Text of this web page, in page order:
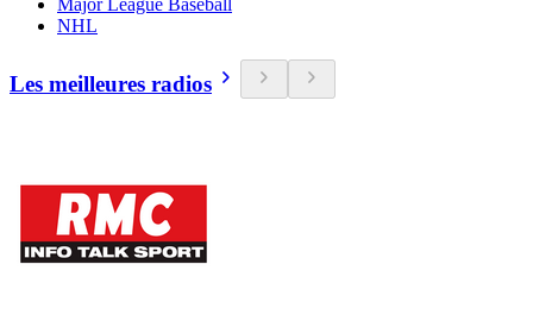
Major League Baseball
NHL
Les meilleures radios